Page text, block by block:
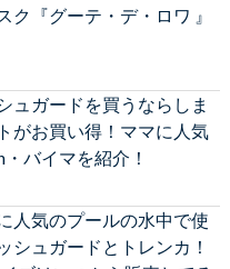
ク『グーテ・デ・ロワ 』
ュガードを買うならしま
がお買い得！ママに人気
バイマを紹介！
人気のプールの水中で使
シュガードとトレンカ！